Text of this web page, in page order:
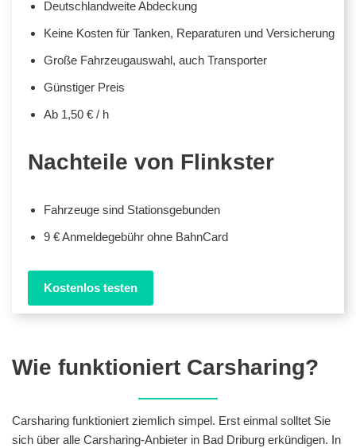
Deutschlandweite Abdeckung
Keine Kosten für Tanken, Reparaturen und Versicherung
Große Fahrzeugauswahl, auch Transporter
Günstiger Preis
Ab 1,50 € / h
Nachteile von Flinkster
Fahrzeuge sind Stationsgebunden
9 € Anmeldegebühr ohne BahnCard
Kostenlos testen
Wie funktioniert Carsharing?
Carsharing funktioniert ziemlich simpel. Erst einmal solltet Sie
sich über alle Carsharing-Anbieter in Bad Driburg erkündigen. In